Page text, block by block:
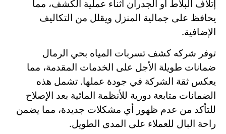
إتلاف البلاط أو الجدران أثناء عملية الكشف، مما
يحافظ على جمالية المنزل ويقلل من التكاليف
الإضافية.
توفر شركه كشف تسربات المياه بحي الرمال
ضمانات طويلة الأجل على الخدمات المقدمة، مما
يعكس ثقة الشركة في جودة عملها. تشمل هذه
الضمانات متابعة دورية للأنظمة المائية بعد الإصلاح
للتأكد من عدم ظهور أي مشكلات جديدة، مما يضمن
راحة البال للعملاء على المدى الطويل.